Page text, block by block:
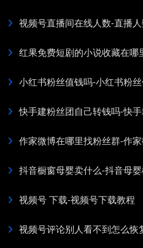
视频号直播间在线人数-直播人
红果免费短剧的小说收藏在哪
小红书粉丝值钱吗-小红书粉丝
快手建粉丝团自己转钱吗-快
作家微博在哪里找粉丝群-作
抖音橱窗母婴卖什么-抖音母
视频号 下载-视频号下载教程
视频号评论别人看不到怎么恢